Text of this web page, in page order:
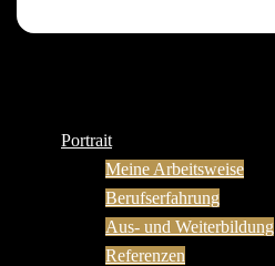
Portrait
Meine Arbeitsweise
Berufserfahrung
Aus- und Weiterbildung
Referenzen